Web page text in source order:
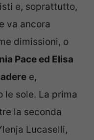
e, soprattutto,
va ancora
dimissioni, o
Pace ed Elisa
e,
le sole. La prima
la seconda
Lucaselli,